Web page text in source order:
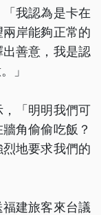
我認為是卡在
岸能夠正常的
善意，我是認
」
「明明我們可
角偷偷吃飯？
地要求我們的
建旅客來台議